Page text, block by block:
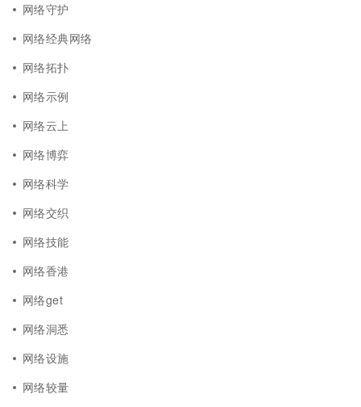
网络守护
网络经典网络
网络拓扑
网络示例
网络云上
网络博弈
网络科学
网络交织
网络技能
网络香港
网络get
网络洞悉
网络设施
网络较量